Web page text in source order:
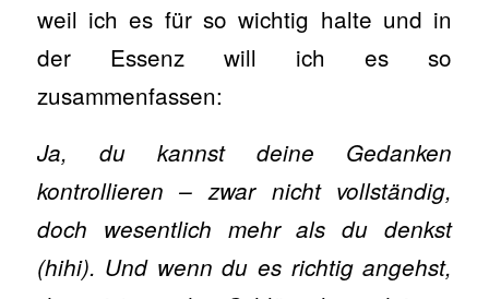
weil ich es für so wichtig halte und in
der Essenz will ich es so
zusammenfassen:
Ja, du kannst deine Gedanken
kontrollieren – zwar nicht vollständig,
doch wesentlich mehr als du denkst
(hihi). Und wenn du es richtig angehst,